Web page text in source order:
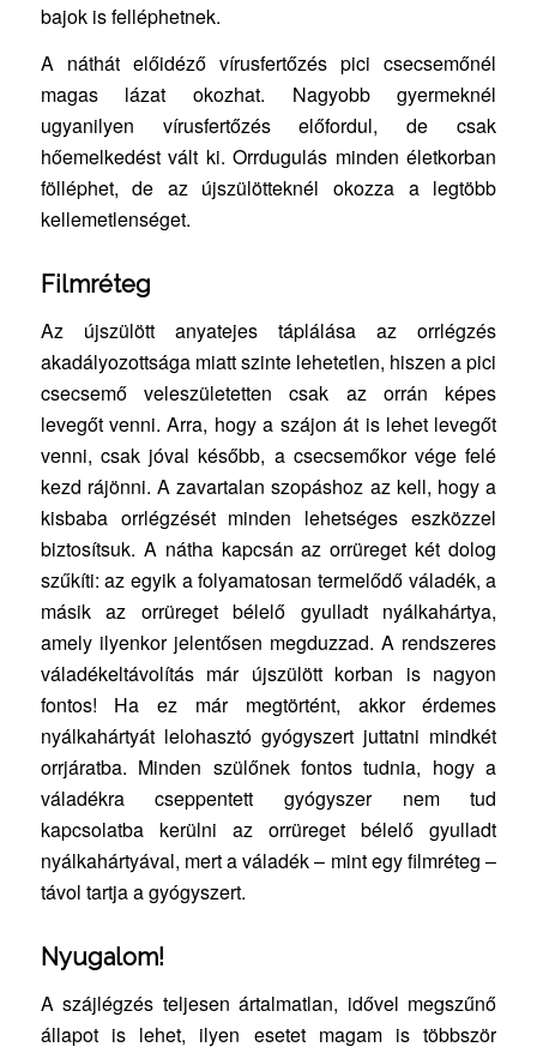
bajok is felléphetnek.
A náthát előidéző vírusfertőzés pici csecsemőnél
magas lázat okozhat. Nagyobb gyermeknél
ugyanilyen vírusfertőzés előfordul, de csak
hőemelkedést vált ki. Orrdugulás minden életkorban
fölléphet, de az újszülötteknél okozza a legtöbb
kellemetlenséget.
Filmréteg
Az újszülött anyatejes táplálása az orrlégzés
akadályozottsága miatt szinte lehetetlen, hiszen a pici
csecsemő veleszületetten csak az orrán képes
levegőt venni. Arra, hogy a szájon át is lehet levegőt
venni, csak jóval később, a csecsemőkor vége felé
kezd rájönni. A zavartalan szopáshoz az kell, hogy a
kisbaba orrlégzését minden lehetséges eszközzel
biztosítsuk. A nátha kapcsán az orrüreget két dolog
szűkíti: az egyik a folyamatosan termelődő váladék, a
másik az orrüreget bélelő gyulladt nyálkahártya,
amely ilyenkor jelentősen megduzzad. A rendszeres
váladékeltávolítás már újszülött korban is nagyon
fontos! Ha ez már megtörtént, akkor érdemes
nyálkahártyát lelohasztó gyógyszert juttatni mindkét
orrjáratba. Minden szülőnek fontos tudnia, hogy a
váladékra cseppentett gyógyszer nem tud
kapcsolatba kerülni az orrüreget bélelő gyulladt
nyálkahártyával, mert a váladék – mint egy filmréteg –
távol tartja a gyógyszert.
Nyugalom!
A szájlégzés teljesen ártalmatlan, idővel megszűnő
állapot is lehet, ilyen esetet magam is többször